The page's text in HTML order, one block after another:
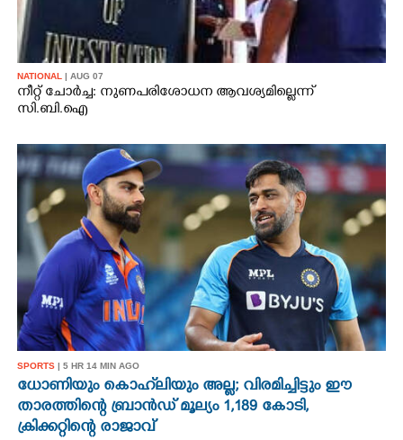
NATIONAL | AUG 07
നീറ്റ് ചോർച്ച: നുണപരിശോധന ആവശ്യമില്ലെന്ന്
സി.ബി.ഐ
SPORTS | 5 HR 14 MIN AGO
ധോണിയും കൊഹ്‌ലിയും അല്ല; വിരമിച്ചിട്ടും ഈ
താരത്തിന്റെ ബ്രാൻഡ് മൂല്യം 1,189 കോടി,
ക്രിക്കറ്റിന്റെ രാജാവ്‌